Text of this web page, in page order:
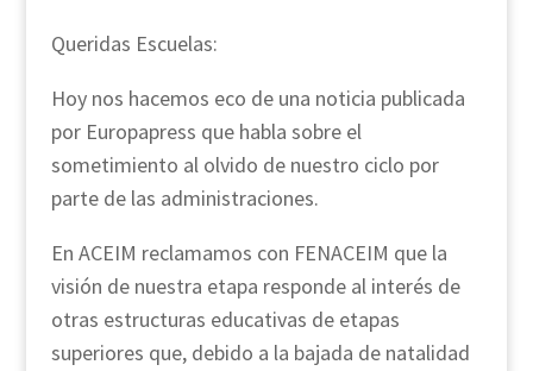
Queridas Escuelas:
Hoy nos hacemos eco de una noticia publicada
por Europapress que habla sobre el
sometimiento al olvido de nuestro ciclo por
parte de las administraciones.
En ACEIM reclamamos con FENACEIM que la
visión de nuestra etapa responde al interés de
otras estructuras educativas de etapas
superiores que, debido a la bajada de natalidad